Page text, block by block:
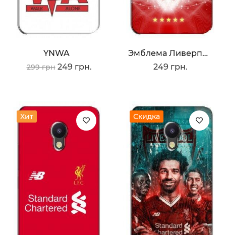
YNWA
299 грн 249 грн.
Эмблема Ливерпуля
249 грн.
Хит Скидка